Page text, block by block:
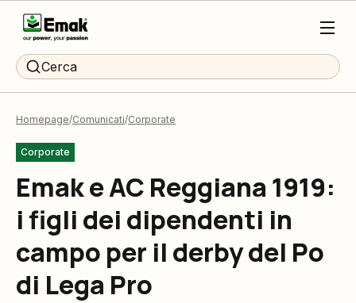
Cerca
Homepage Comunicati Corporate
Corporate
Emak e AC Reggiana 1919:
i figli dei dipendenti in
campo per il derby del Po
di Lega Pro